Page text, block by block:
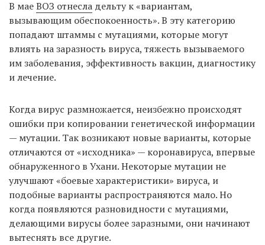
В маеВОЗ отнесла дельту к «вариантам,
вызывающим обеспокоенность». В эту категорию
попадают штаммы с мутациями, которые могут
влиять на заразность вируса, тяжесть вызываемого
им заболевания, эффективность вакцин, диагностику
и лечение.
Когда вирус размножается, неизбежно происходят
ошибки при копировании генетической информации
— мутации. Так возникают новые варианты, которые
отличаются от «исходника» — коронавируса, впервые
обнаруженного в Ухани. Некоторые мутации не
улучшают «боевые характеристики» вируса, и
подобные варианты распространяются мало. Но
когда появляются разновидности с мутациями,
делающими вирусы более заразными, они начинают
вытеснять все другие.